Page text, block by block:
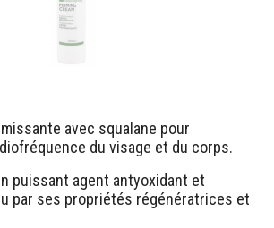
avec squalane pour
du visage et du corps.
puissant agent antyoxidant et
par ses propriétés régénératrices et